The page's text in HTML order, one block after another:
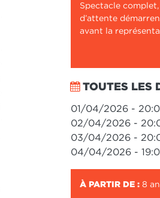
Spectacle
d’attente
avant la
TOUTES LES
01/04/2026 -
02/04/2026 -
03/04/2026 -
04/04/2026 -
À PARTIR DE : 8